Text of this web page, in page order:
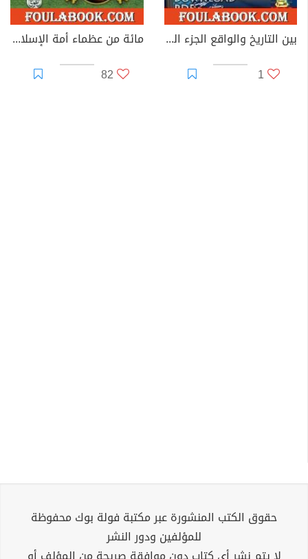
بين التاريخ والواقع الجزء الثالث
1
مائة من عظماء أمة الإسلام غيروا مجرى التاريخ
82
حقوق الكتب المنشورة عبر مكتبة فولة بوك محفوظة
للمؤلفين ودور النشر